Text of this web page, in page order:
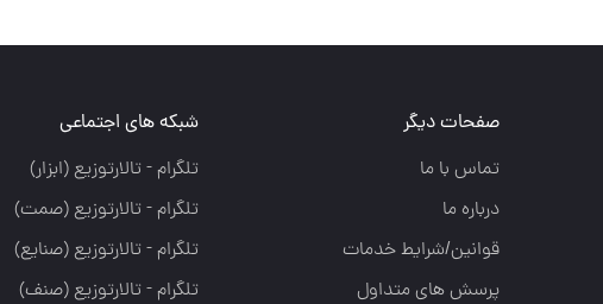
صفحات دیگر
تماس با ما
درباره ما
قوانین/شرایط خدمات
پرسش های متداول
شبکه های اجتماعی
تلگرام - تالارتوزيع (ابزار)
تلگرام - تالارتوزيع (صمت)
تلگرام - تالارتوزيع (صنايع)
تلگرام - تالارتوزیع (صنف)